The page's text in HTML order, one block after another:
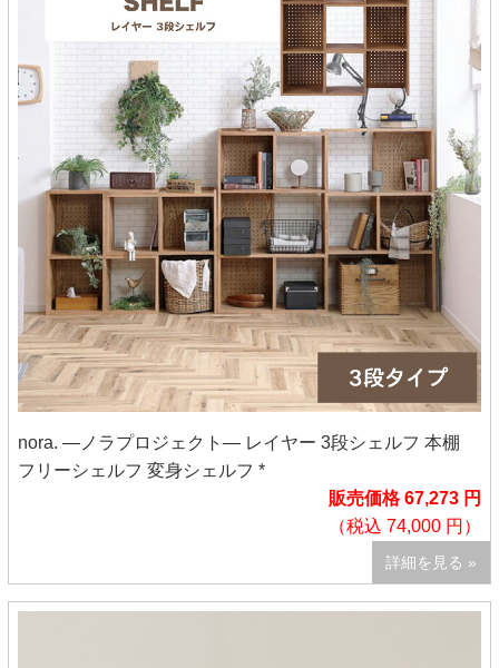
nora. ―ノラプロジェクト― レイヤー 3段シェルフ 本棚
フリーシェルフ 変身シェルフ *
販売価格 67,273 円
（税込 74,000 円）
詳細を見る »